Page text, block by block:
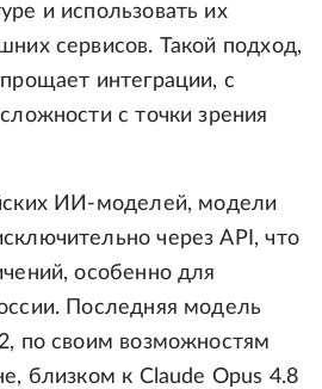
и использовать их
сервисов. Такой подход,
интеграции, с
с точки зрения
ИИ-моделей, модели
через API, что
особенно для
Последняя модель
по своим возможностям
близком к Claude Opus 4.8